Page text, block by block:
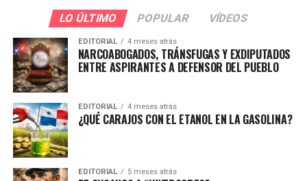
LO ÚLTIMO POPULAR VÍDEOS
EDITORIAL 4 meses atrás
NARCOABOGADOS, TRÁNSFUGAS Y EXDIPUTADOS
ENTRE ASPIRANTES A DEFENSOR DEL PUEBLO
EDITORIAL 4 meses atrás
¿QUÉ CARAJOS CON EL ETANOL EN LA GASOLINA?
EDITORIAL 5 meses atrás